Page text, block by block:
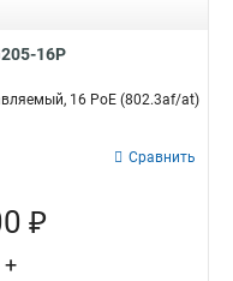
16P
16 PoE (802.3af/at)
Сравнить
₽
+